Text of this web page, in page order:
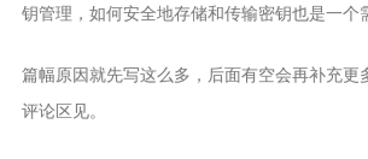
钥管理，如何安全地存储和传输密钥也是一个
篇幅原因就先写这么多，后面有空会再补充更
评论区见。